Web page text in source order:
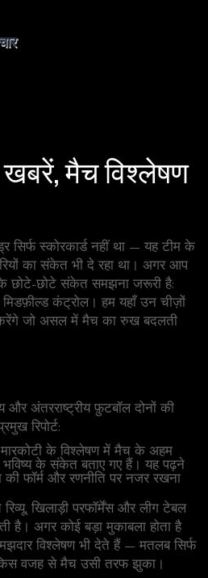
मैच विश्लेषण
स्कोरकार्ड नहीं था — यह टीम के
का संकेत भी दे रहा था। अगर आप
छोटे-छोटे संकेत समझना जरूरी है:
कंट्रोल। हम यहाँ उन चीज़ों
जो असल में मैच का रुख बदलती
और अंतरराष्ट्रीय फ़ुटबॉल दोनों की
रिपोर्ट:
के विश्लेषण में मैच के अहम
भविष्य के संकेत बताए गए हैं। यह पढ़ने
फॉर्म और रणनीति पर नजर रखना
खिलाड़ी परफॉर्मेंस और लीग टेबल
है। अगर कोई बड़ा मुकाबला होता है
विश्लेषण भी देते हैं — मतलब सिर्फ
वजह से मैच उसी तरफ झुका।